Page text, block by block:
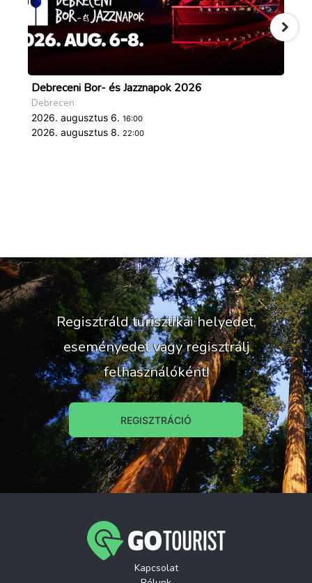
Debreceni Bor- és Jazznapok 2026
Debrecen
2026. augusztus 6. 16:00
2026. augusztus 8. 22:00
Regisztráld turisztikai helyedet,
eseményedet vagy regisztrálj
felhasználóként!
REGISZTRÁCIÓ
Kapcsolat